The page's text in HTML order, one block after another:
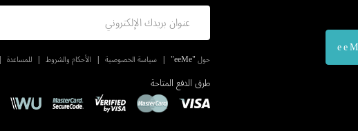
حول "eeMe" سياسة الخصوصية الأحكام والشروط للمساعدة
طرق الدفع المتاحة